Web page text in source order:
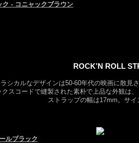
ク - コニャックブラウン
ROCK’N ROLL
シカルなデザインは50-60年代の映画に散見
スコードで縫製された素朴で上品な外観は
ストラップの幅は17mm。サイ
ルブラック